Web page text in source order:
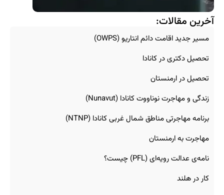
آخرین مقالات:
مسیر جدید اقامت دائم انتاریو (OWPS)
تحصیل دکتری در کانادا
تحصیل در ارمنستان
زندگی و مهاجرت نوناووت کانادا (Nunavut)
برنامه مهاجرتی مناطق شمال غربی کانادا (NTNP)
مهاجرت به ارمنستان
نامه‌ی عدالت رویه‌ای (PFL) چیست؟
کار در هلند